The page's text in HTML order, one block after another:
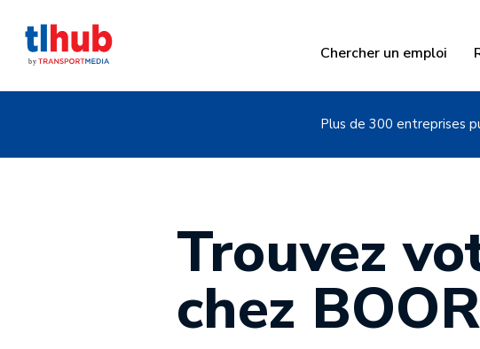
Chercher un emploi
Plus de 300 entreprises
Trouvez
chez